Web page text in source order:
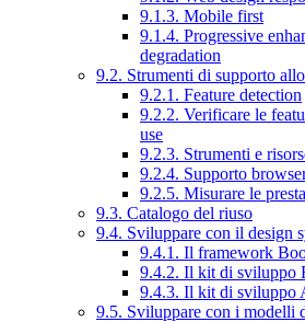
9.1.3. Mobile first
9.1.4. Progressive
degradation
9.2. Strumenti di supporto
9.2.1. Feature detection
9.2.2. Verificare le
use
9.2.3. Strumenti e
9.2.4. Supporto
9.2.5. Misurare le
9.3. Catalogo del riuso
9.4. Sviluppare con il design
9.4.1. Il framework
9.4.2. Il kit di sviluppo
9.4.3. Il kit di sviluppo
9.5. Sviluppare con i modelli